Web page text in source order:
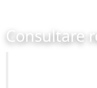
Consultare